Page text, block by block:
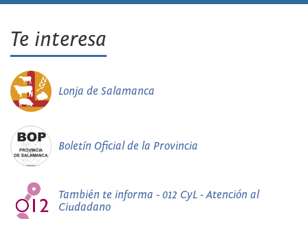
Te interesa
Lonja de Salamanca
Boletín Oficial de la Provincia
También te informa - 012 CyL - Atención al
Ciudadano